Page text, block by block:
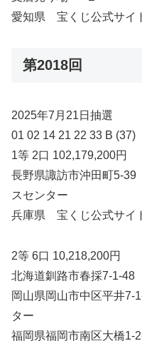
愛知県 宝くじ公式サイ
第2018回
2025年7月21日抽選
01 02 14 21 22 33 B (37)
1等 2口 102,179,200円
長野県諏訪市沖田町5-
スセンター
兵庫県 宝くじ公式サイ
2等 6口 10,218,200円
北海道釧路市春採7-1-
岡山県岡山市中区平井
ター
福岡県福岡市南区大橋